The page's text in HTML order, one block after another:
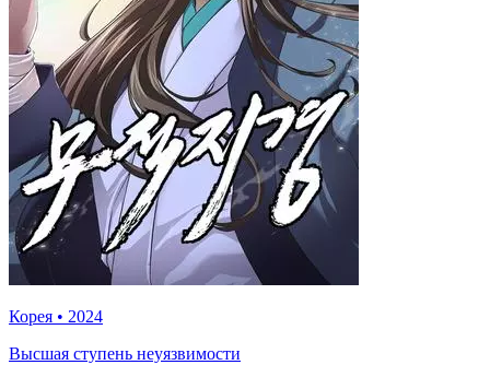
Корея • 2024
Высшая ступень неуязвимости